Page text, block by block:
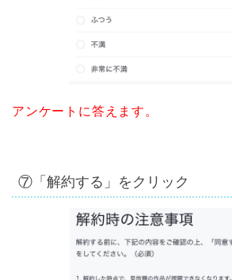
アンケートに答えます。
⑦「解約する」をクリック